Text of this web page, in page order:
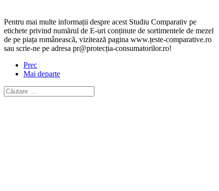
Pentru mai multe informații despre acest Studiu Comparativ pe
etichete privind numărul de E-uri conținute de sortimentele de mezel
de pe piața românească, vizitează pagina www.țeste-comparative.ro
sau scrie-ne pe adresa pr@protecția-consumatorilor.ro!
Prec
Mai departe